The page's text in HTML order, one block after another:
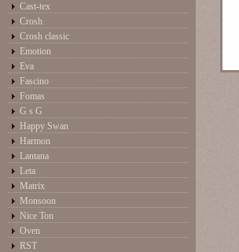
Cast-tex
Crosh
Crosh classic
Emotion
Eva
Fascino
Fomas
G s G
Happy Swan
Harmon
Lantana
Leta
Matrix
Monsoon
Nice Ton
Oven
RST